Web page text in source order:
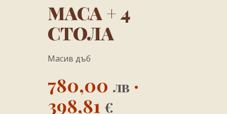
МАСА + 4
СТОЛА
Масив дъб
780,00 лв ·
398,81 €